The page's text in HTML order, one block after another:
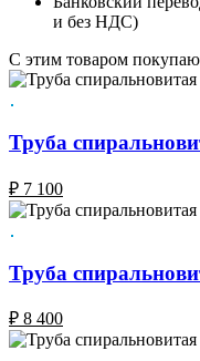
и без НДС)
C этим товаром
Труба
₽ 7 100
Труба
₽ 8 400